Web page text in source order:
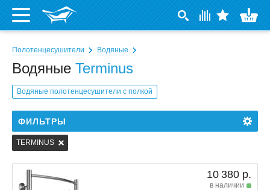
Полотенцесушители Водяные
Водяные Terminus
Водяные полотенцесушители с полкой
ФИЛЬТРЫ
TERMINUS
10 380 р.
в наличии